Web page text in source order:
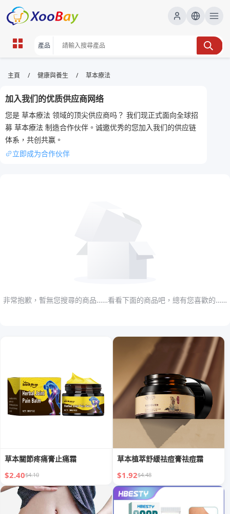
草本療法 | XOOBAY B2B/B2C
Marketplace
草本療法,養生,自然療法, wholesale 草本療法,
XOOBAY
本頁概述草本療法的基本原理、適用情況與家庭實踐要點，提供入門者安
全使用草本的實用指引。
主頁 / 健康與養生 / 草本療法
加入我们的优质供应商网络
您是 草本療法 领域的顶尖供应商吗？ 我们现正式面向全球招
募 草本療法 制造合作伙伴。诚邀优秀的您加入我们的供应链
体系，共创共赢。
立即成为合作伙伴
非常抱歉，暫無您搜尋的商品……看看下面的商品吧，總有您喜歡的……
草本關節疼痛膏止痛霜
$2.40$4.10
草本植萃舒緩祛痘膏祛痘霜
$1.92$4.48